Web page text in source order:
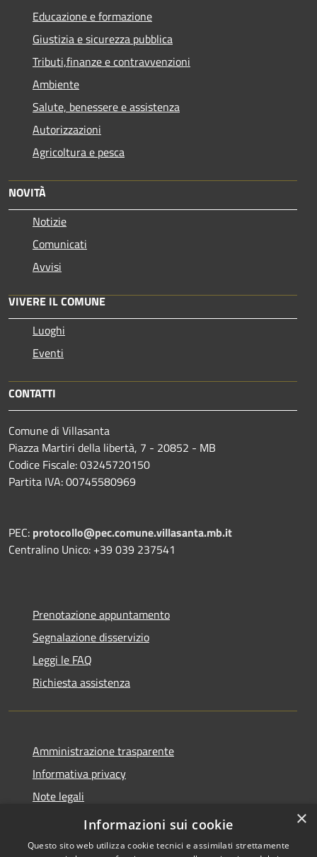
Educazione e formazione
Giustizia e sicurezza pubblica
Tributi,finanze e contravvenzioni
Ambiente
Salute, benessere e assistenza
Autorizzazioni
Agricoltura e pesca
NOVITÀ
Notizie
Comunicati
Avvisi
VIVERE IL COMUNE
Luoghi
Eventi
CONTATTI
Comune di Villasanta
Piazza Martiri della libertà, 7 - 20852 - MB
Codice Fiscale: 03245720150
Partita IVA: 00745580969
PEC: protocollo@pec.comune.villasanta.mb.it
Centralino Unico: +39 039 237541
Prenotazione appuntamento
Segnalazione disservizio
Leggi le FAQ
Richiesta assistenza
Amministrazione trasparente
Informativa privacy
Note legali
Dichiarazione di accessibilità
×
Informazioni sui cookie
Questo sito web utilizza cookie tecnici e assimilati strettamente